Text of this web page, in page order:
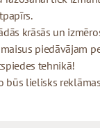
krāsās un
piedāvājam
tehnikā!
būs lielisks